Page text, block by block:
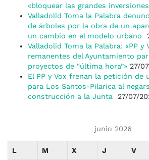
«bloquear las grandes
Valladolid Toma la Palabra
de árboles por la obra de un
un cambio en el modelo urbano
Valladolid Toma la Palabra: «PP y
remanentes del Ayuntamiento
proyectos de “última hora”» 27/
El PP y Vox frenan la petición de
para Los Santos-Pilarica al
construcción a la Junta
27/07/
junio 2026
L M X J V